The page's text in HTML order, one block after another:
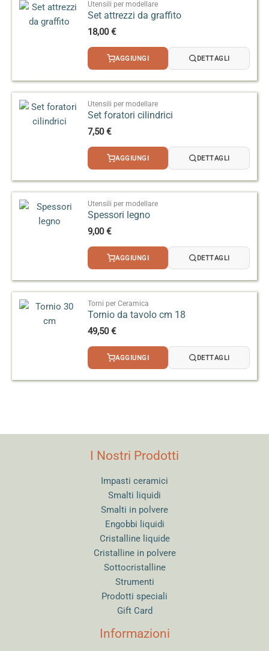
Utensili per modellare
Set attrezzi da graffito
18,00€
AGGIUNGI DETTAGLI
Utensili per modellare
Set foratori cilindrici
7,50€
AGGIUNGI DETTAGLI
Utensili per modellare
Spessori legno
9,00€
AGGIUNGI DETTAGLI
Torni per Ceramica
Tornio da tavolo cm 18
49,50€
AGGIUNGI DETTAGLI
I Nostri Prodotti
Impasti ceramici
Smalti liquidi
Smalti in polvere
Engobbi liquidi
Cristalline liquide
Cristalline in polvere
Sottocristalline
Strumenti
Prodotti speciali
Gift Card
Informazioni